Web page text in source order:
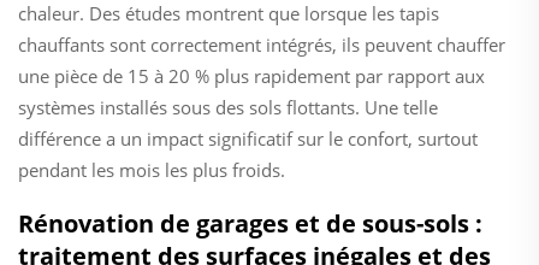
chaleur. Des études montrent que lorsque les tapis
chauffants sont correctement intégrés, ils peuvent chauffer
une pièce de 15 à 20 % plus rapidement par rapport aux
systèmes installés sous des sols flottants. Une telle
différence a un impact significatif sur le confort, surtout
pendant les mois les plus froids.
Rénovation de garages et de sous-sols :
traitement des surfaces inégales et des